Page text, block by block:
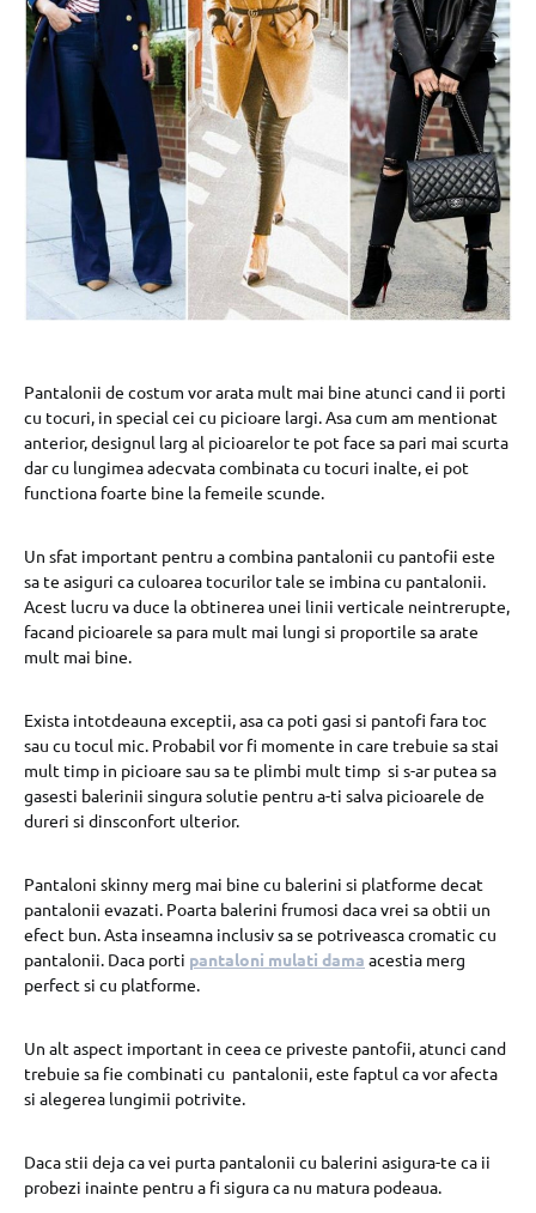
Pantalonii de costum vor arata mult mai bine atunci cand ii porti
cu tocuri, in special cei cu picioare largi. Asa cum am mentionat
anterior, designul larg al picioarelor te pot face sa pari mai scurta
dar cu lungimea adecvata combinata cu tocuri inalte, ei pot
functiona foarte bine la femeile scunde.
Un sfat important pentru a combina pantalonii cu pantofii este
sa te asiguri ca culoarea tocurilor tale se imbina cu pantalonii.
Acest lucru va duce la obtinerea unei linii verticale neintrerupte,
facand picioarele sa para mult mai lungi si proportile sa arate
mult mai bine.
Exista intotdeauna exceptii, asa ca poti gasi si pantofi fara toc
sau cu tocul mic. Probabil vor fi momente in care trebuie sa stai
mult timp in picioare sau sa te plimbi mult timp si s-ar putea sa
gasesti balerinii singura solutie pentru a-ti salva picioarele de
dureri si dinsconfort ulterior.
Pantaloni skinny merg mai bine cu balerini si platforme decat
pantalonii evazati. Poarta balerini frumosi daca vrei sa obtii un
efect bun. Asta inseamna inclusiv sa se potriveasca cromatic cu
pantalonii. Daca porti pantaloni mulati dama acestia merg
perfect si cu platforme.
Un alt aspect important in ceea ce priveste pantofii, atunci cand
trebuie sa fie combinati cu pantalonii, este faptul ca vor afecta
si alegerea lungimii potrivite.
Daca stii deja ca vei purta pantalonii cu balerini asigura-te ca ii
probezi inainte pentru a fi sigura ca nu matura podeaua.